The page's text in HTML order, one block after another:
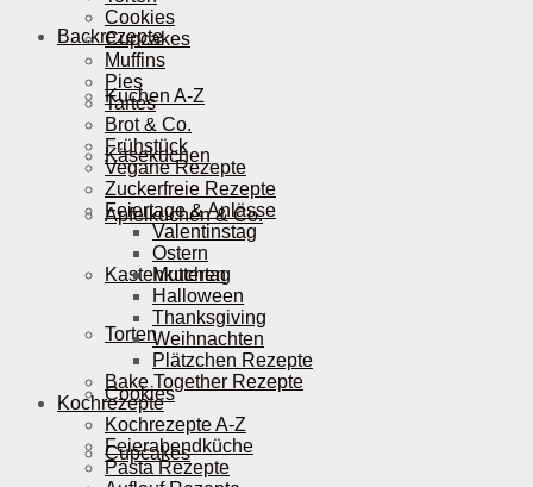
Backrezepte
Kuchen A-Z
Käsekuchen
Apfelkuchen & Co.
Kastenkuchen
Torten
Cookies
Cupcakes
Cookies
Cupcakes
Muffins
Pies
Tartes
Brot & Co.
Frühstück
Vegane Rezepte
Zuckerfreie Rezepte
Feiertage & Anlässe
Valentinstag
Ostern
Muttertag
Halloween
Thanksgiving
Weihnachten
Plätzchen Rezepte
Bake Together Rezepte
Kochrezepte
Kochrezepte A-Z
Feierabendküche
Pasta Rezepte